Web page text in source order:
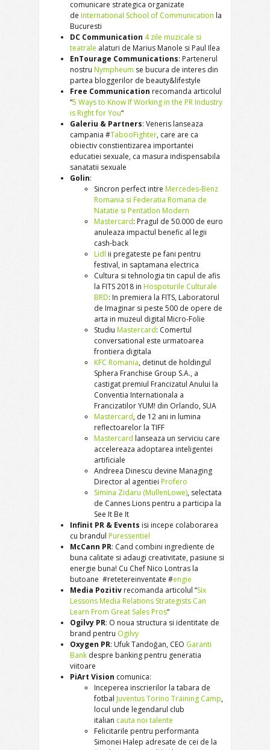
comunicare strategica organizate
de International School of Communication la
Bucuresti
DC Communication 4 zile muzicale si
teatrale alaturi de Marius Manole si Paul Ilea
EnTourage Communications: Partenerul
nostru Nympheum se bucura de interes din
partea bloggerilor de beauty&lifestyle
Free Communication recomanda articolul
“5 Ways to Know If Working in the PR Industry
is Right for You“
Galeriu & Partners: Veneris lanseaza
campania #TabooFighter, care are ca
obiectiv constientizarea importantei
educatiei sexuale, ca masura indispensabila
sanatatii sexuale
Golin:
Sincron perfect intre Mercedes-Benz
Romania si Federatia Romana de
Natatie si Pentatlon Modern
Mastercard: Pragul de 50.000 de euro
anuleaza impactul benefic al legii
cash-back
Lidl ii pregateste pe fani pentru
festival, in saptamana electrica
Cultura si tehnologia tin capul de afis
la FITS 2018 in Hospoturile Culturale
BRD: In premiera la FITS, Laboratorul
de Imaginar si peste 500 de opere de
arta in muzeul digital Micro-Folie
Studiu Mastercard: Comertul
conversational este urmatoarea
frontiera digitala
KFC Romania, detinut de holdingul
Sphera Franchise Group S.A., a
castigat premiul Francizatul Anului la
Conventia Internationala a
Francizatilor YUM! din Orlando, SUA
Mastercard, de 12 ani in lumina
reflectoarelor la TIFF
Mastercard lanseaza un serviciu care
accelereaza adoptarea inteligentei
artificiale
Andreea Dinescu devine Managing
Director al agentiei Profero
Simina Zidaru (MullenLowe), selectata
de Cannes Lions pentru a participa la
See It Be It
Infinit PR & Events isi incepe colaborarea
cu brandul Puressentiel
McCann PR: Cand combini ingrediente de
buna calitate si adaugi creativitate, pasiune si
energie buna! Cu Chef Nico Lontras la
butoane #retetereinventate #engie
Media Pozitiv recomanda articolul “Six
Lessons Media Relations Strategists Can
Learn From Great Sales Pros“
Ogilvy PR: O noua structura si identitate de
brand pentru Ogilvy
Oxygen PR: Ufuk Tandoğan, CEO Garanti
Bank despre banking pentru generatia
viitoare
PiArt Vision comunica:
Inceperea inscrierilor la tabara de
fotbal Juventus Torino Training Camp,
locul unde legendarul club
italian cauta noi talente
Felicitarile pentru performanta
Simonei Halep adresate de cei de la